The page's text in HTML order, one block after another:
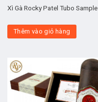
Xì Gà Rocky Patel Tubo Sample
Thêm vào giỏ hàng